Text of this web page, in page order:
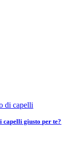
di capelli
capelli giusto per te?